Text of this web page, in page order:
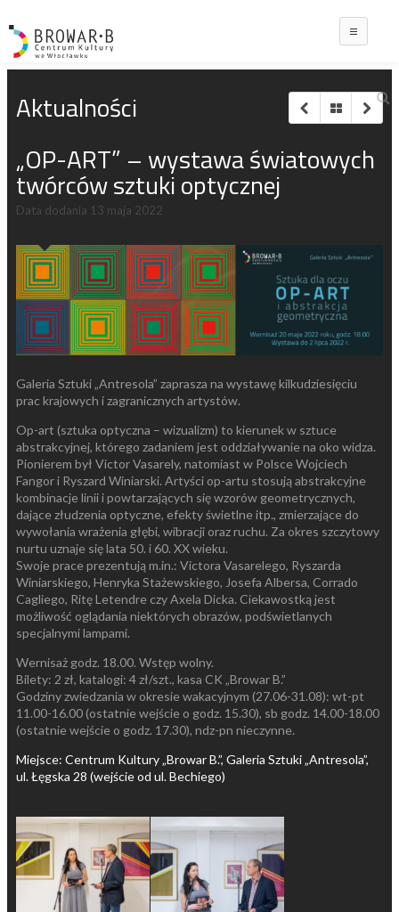
Aktualności
„OP-ART” – wystawa światowych
twórców sztuki optycznej
Data dodania 13 maja 2022
Galeria Sztuki „Antresola” zaprasza na wystawę kilkudziesięciu
prac krajowych i zagranicznych artystów.
Op-art (sztuka optyczna – wizualizm) to kierunek w sztuce
abstrakcyjnej, którego zadaniem jest oddziaływanie na oko widza.
Pionierem był Victor Vasarely, natomiast w Polsce Wojciech
Fangor i Ryszard Winiarski. Artyści op-artu stosują abstrakcyjne
kombinacje linii i powtarzających się wzorów geometrycznych,
dające złudzenia optyczne, efekty świetlne itp., zmierzające do
wywołania wrażenia głębi, wibracji oraz ruchu. Za okres szczytowy
nurtu uznaje się lata 50. i 60. XX wieku.
Swoje prace prezentują m.in.: Victora Vasarelego, Ryszarda
Winiarskiego, Henryka Stażewskiego, Josefa Albersa, Corrado
Cagliego, Ritę Letendre czy Axela Dicka. Ciekawostką jest
możliwość oglądania niektórych obrazów, podświetlanych
specjalnymi lampami.
Wernisaż godz. 18.00. Wstęp wolny.
Bilety: 2 zł, katalogi: 4 zł/szt., kasa CK „Browar B.”
Godziny zwiedzania w okresie wakacyjnym (27.06-31.08): wt-pt
11.00-16.00 (ostatnie wejście o godz. 15.30), sb godz. 14.00-18.00
(ostatnie wejście o godz. 17.30), ndz-pn nieczynne.
Miejsce: Centrum Kultury „Browar B.”, Galeria Sztuki „Antresola”,
ul. Łęgska 28 (wejście od ul. Bechiego)